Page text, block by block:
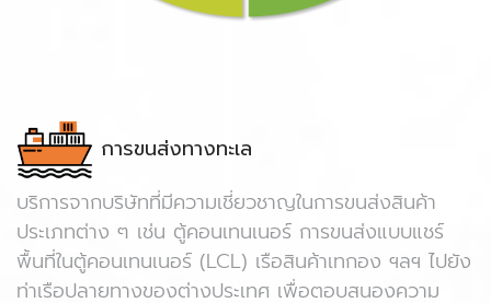
การขนส่งทางทะเล
บริการจากบริษัทที่มีความเชี่ยวชาญในการขนส่งสินค้า
ประเภทต่าง ๆ เช่น ตู้คอนเทนเนอร์ การขนส่งแบบแชร์
พื้นที่ในตู้คอนเทนเนอร์ (LCL) เรือสินค้าเทกอง ฯลฯ ไปยัง
ท่าเรือปลายทางของต่างประเทศ เพื่อตอบสนองความ